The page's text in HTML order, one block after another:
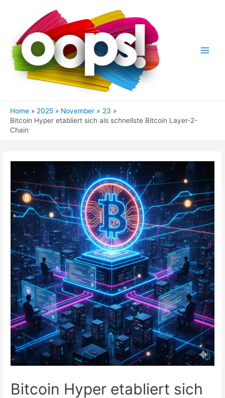
Home 2025 November
23
Bitcoin Hyper etabliert sich als schnellste Bitcoin Layer-2-
Chain
Bitcoin Hyper etabliert sich